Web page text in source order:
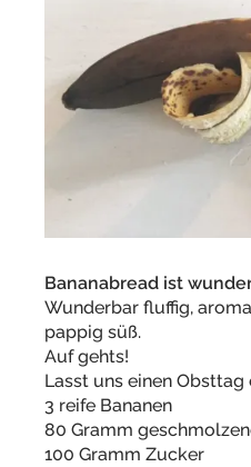
Bananabread ist
Wunderbar fluffig,
pappig süß.
Auf gehts!
Lasst uns einen
3 reife Bananen
80 Gramm
100 Gramm Zucker